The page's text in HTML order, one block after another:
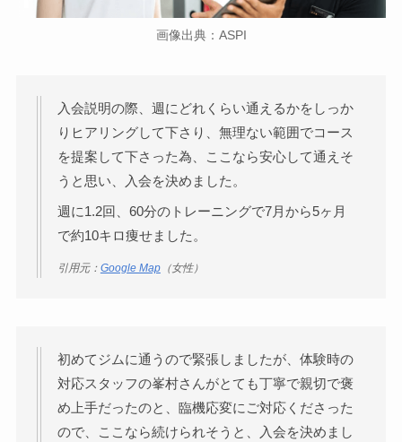
画像出典：ASPI
入会説明の際、週にどれくらい通えるかをしっか
りヒアリングして下さり、無理ない範囲でコース
を提案して下さった為、ここなら安心して通えそ
うと思い、入会を決めました。
週に1.2回、60分のトレーニングで7月から5ヶ月
で約10キロ痩せました。
引用元： Google Map（女性）
初めてジムに通うので緊張しましたが、体験時の
対応スタッフの峯村さんがとても丁寧で親切で褒
め上手だったのと、臨機応変にご対応くださった
ので、ここなら続けられそうと、入会を決めまし